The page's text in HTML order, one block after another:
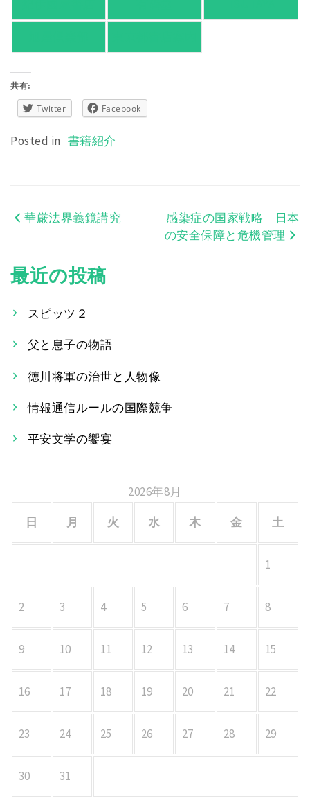
共有:
Twitter Facebook
Posted in 書籍紹介
投
ナ
ビ
シ
ョ
ン
華厳法界義鏡講究
感染症の国家戦略 日本
の安全保障と危機管理
最近の投稿
スピッツ２
父と息子の物語
徳川将軍の治世と人物像
情報通信ルールの国際競争
平安文学の饗宴
2026年8月
日
月 火 水 木 金 土
1
2 3 4 5 6 7 8
9 10 11 12 13 14 15
16 17 18 19 20 21 22
23 24 25 26 27 28 29
30 31